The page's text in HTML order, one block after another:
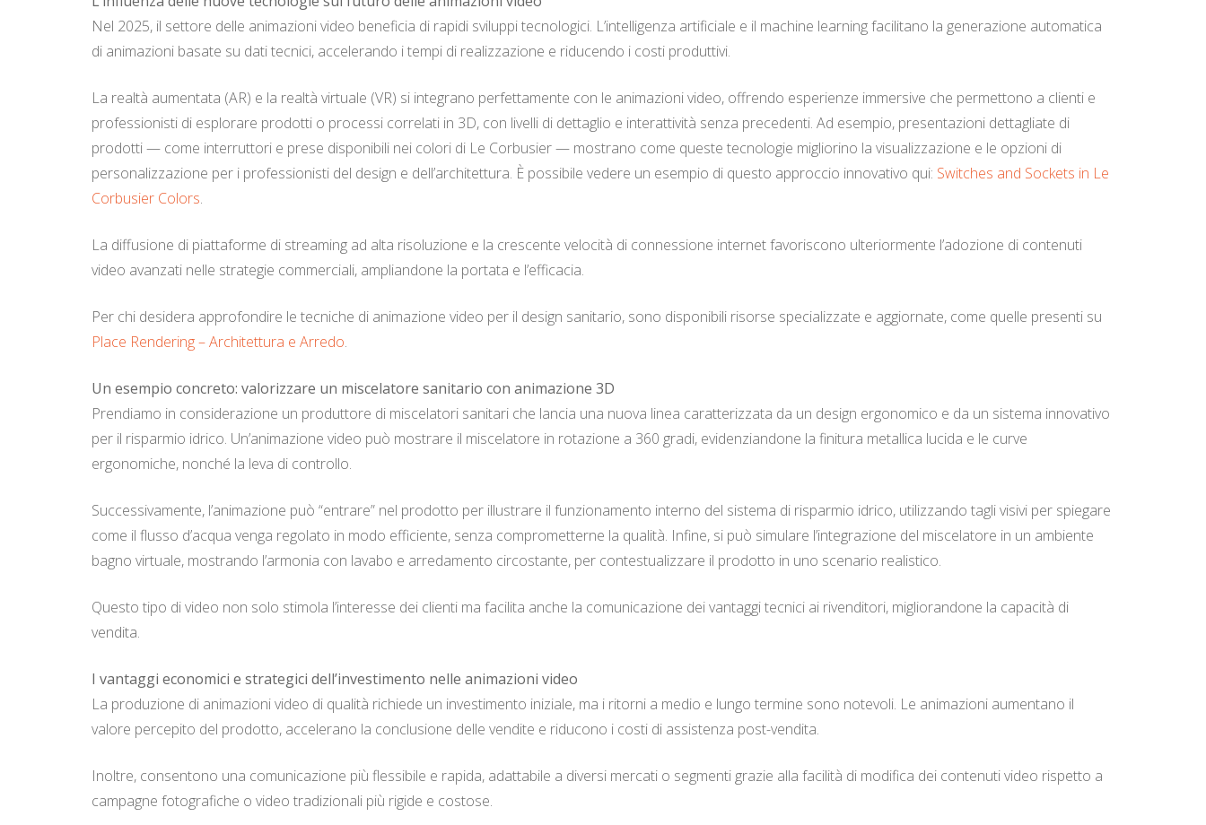
Nel 2025, il settore delle animazioni video beneficia di rapidi sviluppi tecnologici. L’intelligenza artificiale e il machine learning facilitano la generazione automatica
di animazioni basate su dati tecnici, accelerando i tempi di realizzazione e riducendo i costi produttivi.
La realtà aumentata (AR) e la realtà virtuale (VR) si integrano perfettamente con le animazioni video, offrendo esperienze immersive che permettono a clienti e
professionisti di esplorare prodotti o processi correlati in 3D, con livelli di dettaglio e interattività senza precedenti. Ad esempio, presentazioni dettagliate di
prodotti — come interruttori e prese disponibili nei colori di Le Corbusier — mostrano come queste tecnologie migliorino la visualizzazione e le opzioni di
personalizzazione per i professionisti del design e dell’architettura. È possibile vedere un esempio di questo approccio innovativo qui: Switches and Sockets in Le
Corbusier Colors.
La diffusione di piattaforme di streaming ad alta risoluzione e la crescente velocità di connessione internet favoriscono ulteriormente l’adozione di contenuti
video avanzati nelle strategie commerciali, ampliandone la portata e l’efficacia.
Per chi desidera approfondire le tecniche di animazione video per il design sanitario, sono disponibili risorse specializzate e aggiornate, come quelle presenti su
Place Rendering – Architettura e Arredo.
Un esempio concreto: valorizzare un miscelatore sanitario con animazione 3D
Prendiamo in considerazione un produttore di miscelatori sanitari che lancia una nuova linea caratterizzata da un design ergonomico e da un sistema innovativo
per il risparmio idrico. Un’animazione video può mostrare il miscelatore in rotazione a 360 gradi, evidenziandone la finitura metallica lucida e le curve
ergonomiche, nonché la leva di controllo.
Successivamente, l’animazione può “entrare” nel prodotto per illustrare il funzionamento interno del sistema di risparmio idrico, utilizzando tagli visivi per spiegare
come il flusso d’acqua venga regolato in modo efficiente, senza comprometterne la qualità. Infine, si può simulare l’integrazione del miscelatore in un ambiente
bagno virtuale, mostrando l’armonia con lavabo e arredamento circostante, per contestualizzare il prodotto in uno scenario realistico.
Questo tipo di video non solo stimola l’interesse dei clienti ma facilita anche la comunicazione dei vantaggi tecnici ai rivenditori, migliorandone la capacità di
vendita.
I vantaggi economici e strategici dell’investimento nelle animazioni video
La produzione di animazioni video di qualità richiede un investimento iniziale, ma i ritorni a medio e lungo termine sono notevoli. Le animazioni aumentano il
valore percepito del prodotto, accelerano la conclusione delle vendite e riducono i costi di assistenza post-vendita.
Inoltre, consentono una comunicazione più flessibile e rapida, adattabile a diversi mercati o segmenti grazie alla facilità di modifica dei contenuti video rispetto a
campagne fotografiche o video tradizionali più rigide e costose.